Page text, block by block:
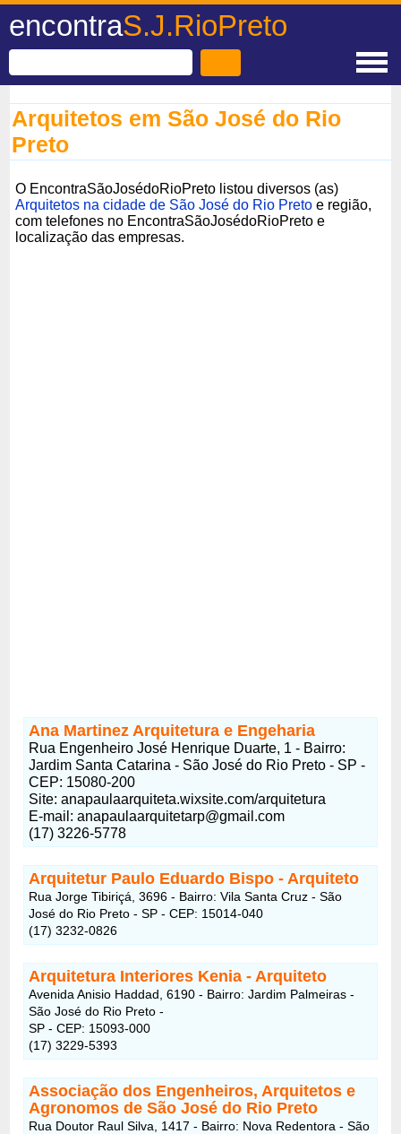
encontraS.J.RioPreto
Arquitetos em São José do Rio
Preto
O EncontraSãoJosédoRioPreto listou diversos (as)
Arquitetos na cidade de São José do Rio Preto e região,
com telefones no EncontraSãoJosédoRioPreto e
localização das empresas.
Ana Martinez Arquitetura e Engeharia
Rua Engenheiro José Henrique Duarte, 1 - Bairro:
Jardim Santa Catarina - São José do Rio Preto - SP -
CEP: 15080-200
Site: anapaulaarquiteta.wixsite.com/arquitetura
E-mail: anapaulaarquitetarp@gmail.com
(17) 3226-5778
Arquitetur Paulo Eduardo Bispo - Arquiteto
Rua Jorge Tibiriçá, 3696 - Bairro: Vila Santa Cruz - São
José do Rio Preto - SP - CEP: 15014-040
(17) 3232-0826
Arquitetura Interiores Kenia - Arquiteto
Avenida Anisio Haddad, 6190 - Bairro: Jardim Palmeiras -
São José do Rio Preto -
SP - CEP: 15093-000
(17) 3229-5393
Associação dos Engenheiros, Arquitetos e
Agronomos de São José do Rio Preto
Rua Doutor Raul Silva, 1417 - Bairro: Nova Redentora - São